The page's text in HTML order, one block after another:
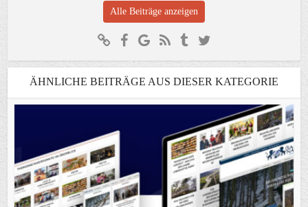
Alle Beiträge anzeigen
ÄHNLICHE BEITRÄGE AUS DIESER KATEGORIE